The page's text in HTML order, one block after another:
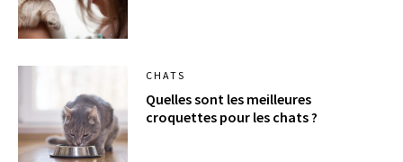
CHATS
Quelles sont les meilleures
croquettes pour les chats ?